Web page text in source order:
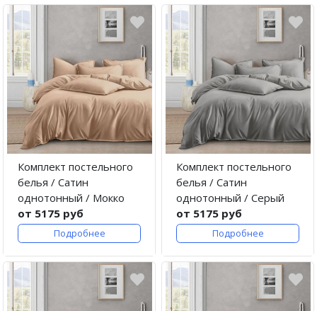
Комплект постельного
белья / Сатин
однотонный / Мокко
от 5175 руб
Подробнее
Комплект постельного
белья / Сатин
однотонный / Серый
от 5175 руб
Подробнее